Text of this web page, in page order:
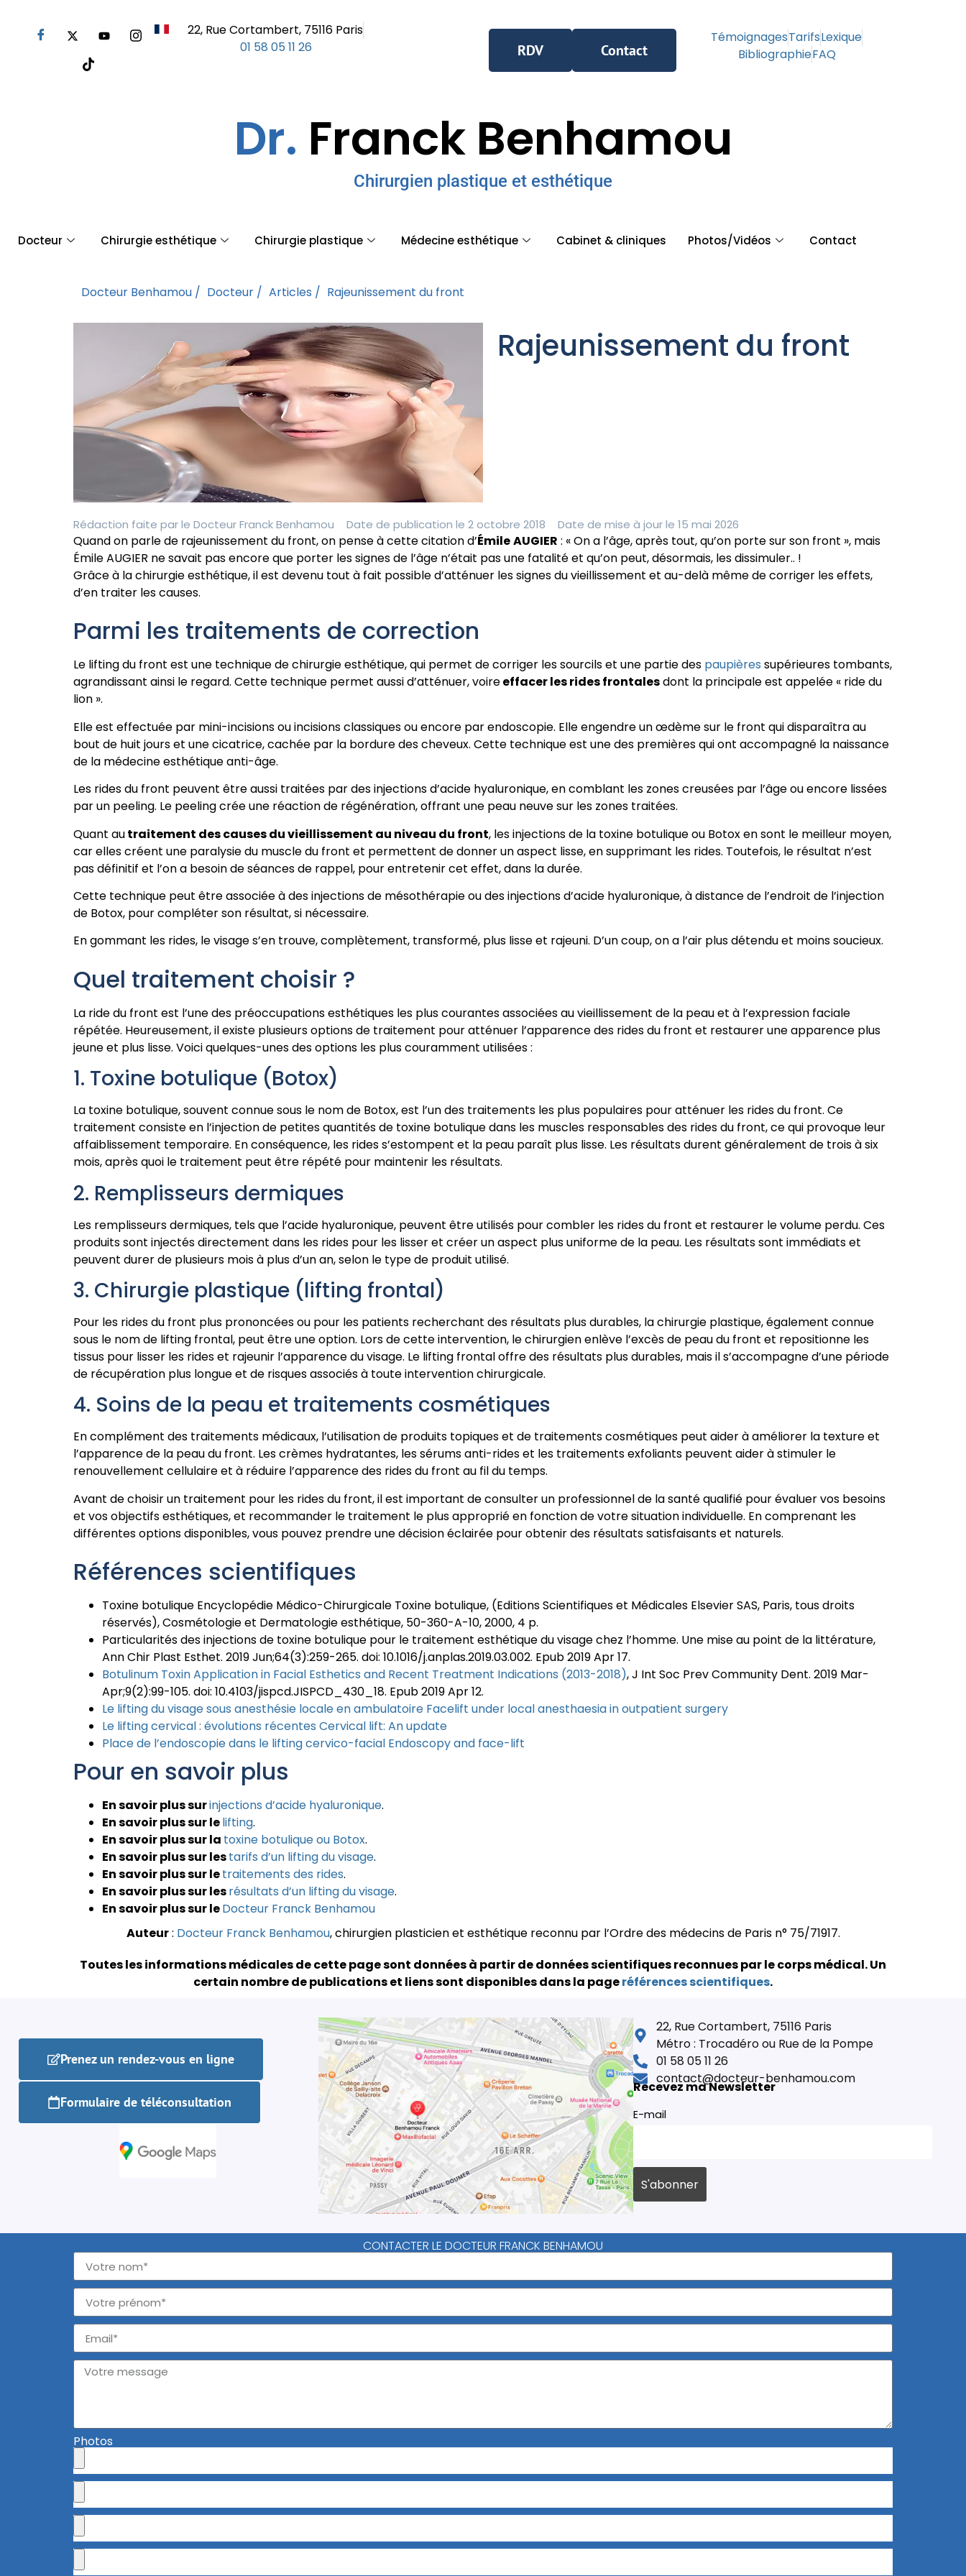
22, Rue Cortambert, 75116 Paris
01 58 05 11 26
RDV Contact
TémoignagesTarifsLexique
BibliographieFAQ
Dr. Franck Benhamou
Chirurgien plastique et esthétique
Docteur Chirurgie esthétique Chirurgie plastique Médecine esthétique Cabinet & cliniques Photos/Vidéos Contact
Docteur Benhamou / Docteur / Articles / Rajeunissement du front
Rajeunissement du front
Rédaction faite par le Docteur Franck Benhamou Date de publication le 2 octobre 2018 Date de mise à jour le 15 mai 2026
Quand on parle de rajeunissement du front, on pense à cette citation d’ÉmileAUGIER : « On a l’âge, après tout, qu’on porte sur son front », mais
Émile AUGIER ne savait pas encore que porter les signes de l’âge n’était pas une fatalité et qu’on peut, désormais, les dissimuler.. !
Grâce à la chirurgie esthétique, il est devenu tout à fait possible d’atténuer les signes du vieillissement et au-delà même de corriger les effets,
d’en traiter les causes.
Parmi les traitements de correction
Le lifting du front est une technique de chirurgie esthétique, qui permet de corriger les sourcils et une partie des paupières supérieures tombants,
agrandissant ainsi le regard. Cette technique permet aussi d’atténuer, voireeffacer les rides frontalesdont la principale est appelée « ride du
lion ».
Elle est effectuée par mini-incisions ou incisions classiques ou encore par endoscopie. Elle engendre un œdème sur le front qui disparaîtra au
bout de huit jours et une cicatrice, cachée par la bordure des cheveux. Cette technique est une des premières qui ont accompagné la naissance
de la médecine esthétique anti-âge.
Les rides du front peuvent être aussi traitées par des injections d’acide hyaluronique, en comblant les zones creusées par l’âge ou encore lissées
par un peeling. Le peeling crée une réaction de régénération, offrant une peau neuve sur les zones traitées.
Quant autraitement des causes du vieillissement au niveau du front, les injections de la toxine botulique ou Botox en sont le meilleur moyen,
car elles créent une paralysie du muscle du front et permettent de donner un aspect lisse, en supprimant les rides. Toutefois, le résultat n’est
pas définitif et l’on a besoin de séances de rappel, pour entretenir cet effet, dans la durée.
Cette technique peut être associée à des injections de mésothérapie ou des injections d’acide hyaluronique, à distance de l’endroit de l’injection
de Botox, pour compléter son résultat, si nécessaire.
En gommant les rides, le visage s’en trouve, complètement, transformé, plus lisse et rajeuni. D’un coup, on a l’air plus détendu et moins soucieux.
Quel traitement choisir ?
La ride du front est l’une des préoccupations esthétiques les plus courantes associées au vieillissement de la peau et à l’expression faciale
répétée. Heureusement, il existe plusieurs options de traitement pour atténuer l’apparence des rides du front et restaurer une apparence plus
jeune et plus lisse. Voici quelques-unes des options les plus couramment utilisées :
1. Toxine botulique (Botox)
La toxine botulique, souvent connue sous le nom de Botox, est l’un des traitements les plus populaires pour atténuer les rides du front. Ce
traitement consiste en l’injection de petites quantités de toxine botulique dans les muscles responsables des rides du front, ce qui provoque leur
affaiblissement temporaire. En conséquence, les rides s’estompent et la peau paraît plus lisse. Les résultats durent généralement de trois à six
mois, après quoi le traitement peut être répété pour maintenir les résultats.
2. Remplisseurs dermiques
Les remplisseurs dermiques, tels que l’acide hyaluronique, peuvent être utilisés pour combler les rides du front et restaurer le volume perdu. Ces
produits sont injectés directement dans les rides pour les lisser et créer un aspect plus uniforme de la peau. Les résultats sont immédiats et
peuvent durer de plusieurs mois à plus d’un an, selon le type de produit utilisé.
3. Chirurgie plastique (lifting frontal)
Pour les rides du front plus prononcées ou pour les patients recherchant des résultats plus durables, la chirurgie plastique, également connue
sous le nom de lifting frontal, peut être une option. Lors de cette intervention, le chirurgien enlève l’excès de peau du front et repositionne les
tissus pour lisser les rides et rajeunir l’apparence du visage. Le lifting frontal offre des résultats plus durables, mais il s’accompagne d’une période
de récupération plus longue et de risques associés à toute intervention chirurgicale.
4. Soins de la peau et traitements cosmétiques
En complément des traitements médicaux, l’utilisation de produits topiques et de traitements cosmétiques peut aider à améliorer la texture et
l’apparence de la peau du front. Les crèmes hydratantes, les sérums anti-rides et les traitements exfoliants peuvent aider à stimuler le
renouvellement cellulaire et à réduire l’apparence des rides du front au fil du temps.
Avant de choisir un traitement pour les rides du front, il est important de consulter un professionnel de la santé qualifié pour évaluer vos besoins
et vos objectifs esthétiques, et recommander le traitement le plus approprié en fonction de votre situation individuelle. En comprenant les
différentes options disponibles, vous pouvez prendre une décision éclairée pour obtenir des résultats satisfaisants et naturels.
Références scientifiques
Toxine botulique Encyclopédie Médico-Chirurgicale Toxine botulique, (Editions Scientifiques et Médicales Elsevier SAS, Paris, tous droits
réservés), Cosmétologie et Dermatologie esthétique, 50-360-A-10, 2000, 4 p.
Particularités des injections de toxine botulique pour le traitement esthétique du visage chez l’homme. Une mise au point de la littérature,
Ann Chir Plast Esthet. 2019 Jun;64(3):259-265. doi: 10.1016/j.anplas.2019.03.002. Epub 2019 Apr 17.
Botulinum Toxin Application in Facial Esthetics and Recent Treatment Indications (2013-2018), J Int Soc Prev Community Dent. 2019 Mar-
Apr;9(2):99-105. doi: 10.4103/jispcd.JISPCD_430_18. Epub 2019 Apr 12.
Le lifting du visage sous anesthésie locale en ambulatoire Facelift under local anesthaesia in outpatient surgery
Le lifting cervical : évolutions récentes Cervical lift: An update
Place de l’endoscopie dans le lifting cervico-facial Endoscopy and face-lift
Pour en savoir plus
En savoir plus surinjections d’acide hyaluronique.
En savoir plus sur lelifting.
En savoir plus sur la toxine botulique ou Botox.
En savoir plus sur lestarifs d’un lifting du visage.
En savoir plus sur letraitements des rides.
En savoir plus sur lesrésultats d’un lifting du visage.
En savoir plus sur leDocteur Franck Benhamou
Auteur: Docteur Franck Benhamou, chirurgien plasticien et esthétique reconnu par l’Ordre des médecins de Paris n° 75/71917.
Toutes les informations médicales de cette page sont données à partir de données scientifiques reconnues par le corps médical.Un
certain nombre de publications et liens sont disponibles dans la pageréférences scientifiques.
Prenez un rendez-vous en ligne
Formulaire de téléconsultation
22, Rue Cortambert, 75116 Paris
Métro : Trocadéro ou Rue de la Pompe
01 58 05 11 26
contact@docteur-benhamou.com
Recevez ma Newsletter
E-mail
CONTACTER LE DOCTEUR FRANCK BENHAMOU
Photos